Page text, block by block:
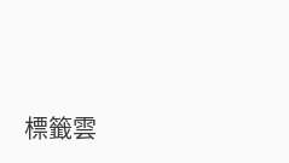
標籤雲